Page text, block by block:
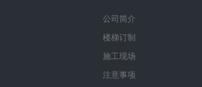
公司简介
楼梯订制
施工现场
注意事项